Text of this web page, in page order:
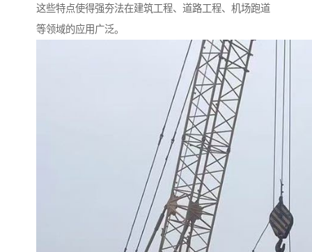
这些特点使得强夯法在建筑工程、道路工程、机场跑道
等领域的应用广泛。